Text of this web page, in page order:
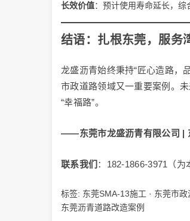
长效价值：预计使用寿命延长，综
结语：扎根东莞，服务
龙盛沥青始终秉持“匠心造路，
市政道路领域又一重要案例。
“幸福路”。
——东莞市龙盛沥青有限公司 |
联系我们 ：182-1866-3971（为
标签: 东莞SMA-13施工 · 东莞市政
东莞沥青道路改造案例